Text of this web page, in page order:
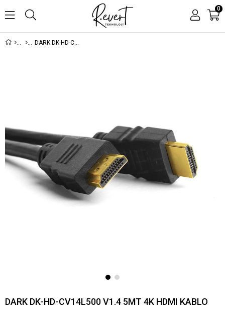
0
DARK DK-HD-CV14L500 V1.4 5MT 4K HDMI KABLO
DARK DK-HD-CV14L500 V1.4 5MT 4K HDMI KABLO